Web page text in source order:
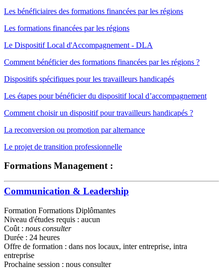
Les bénéficiaires des formations financées par les régions
Les formations financées par les régions
Le Dispositif Local d'Accompagnement - DLA
Comment bénéficier des formations financées par les régions ?
Dispositifs spécifiques pour les travailleurs handicapés
Les étapes pour bénéficier du dispositif local d’accompagnement
Comment choisir un dispositif pour travailleurs handicapés ?
La reconversion ou promotion par alternance
Le projet de transition professionnelle
Formations Management :
Communication & Leadership
Formation Formations Diplômantes
Niveau d'études requis : aucun
Coût : nous consulter
Durée : 24 heures
Offre de formation : dans nos locaux, inter entreprise, intra
entreprise
Prochaine session : nous consulter